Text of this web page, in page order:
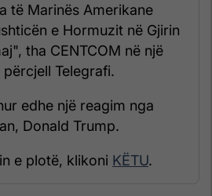
të Marinës Amerikane
e Hormuzit në Gjirin
tha CENTCOM në një
Telegrafi.
edhe një reagim nga
Donald Trump.
e plotë, klikoni KËTU.